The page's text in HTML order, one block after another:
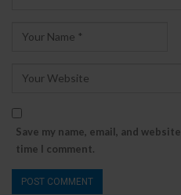
Save my name, email, and
time I comment.